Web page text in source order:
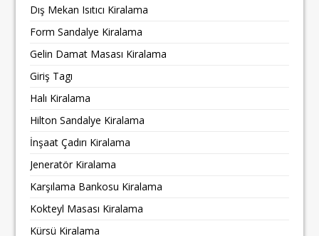
Dış Mekan Isıtıcı Kiralama
Form Sandalye Kiralama
Gelin Damat Masası Kiralama
Giriş Tagı
Halı Kiralama
Hilton Sandalye Kiralama
İnşaat Çadırı Kiralama
Jeneratör Kiralama
Karşılama Bankosu Kiralama
Kokteyl Masası Kiralama
Kürsü Kiralama